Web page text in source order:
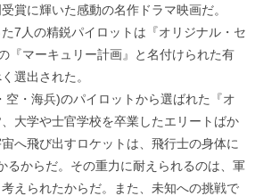
賞に輝いた感動の名作ドラマ映画だ。
7人の精鋭パイロットは『オリジナル・セ
『マーキュリー計画』と名付けられた有
選出された。
空・海兵)のパイロットから選ばれた『オ
大学や士官学校を卒業したエリートばか
へ飛び出すロケットは、飛行士の身体に
るからだ。その重力に耐えられるのは、軍
えられたからだ。また、未知への挑戦で